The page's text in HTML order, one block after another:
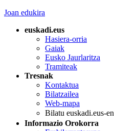
Joan edukira
euskadi.eus
Hasiera-orria
Gaiak
Eusko Jaurlaritza
Tramiteak
Tresnak
Kontaktua
Bilatzailea
Web-mapa
Bilatu euskadi.eus-en
Informazio Orokorra